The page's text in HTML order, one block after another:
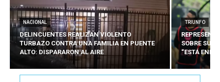
NACIONAL
DELINCUENTES REALIZAN VIOLENTO
TURBAZO CONTRA UNA FAMILIA EN PUENTE
ALTO: DISPARARON AL AIRE
TRIUNFO
SOBRE SU
“ESTÁ